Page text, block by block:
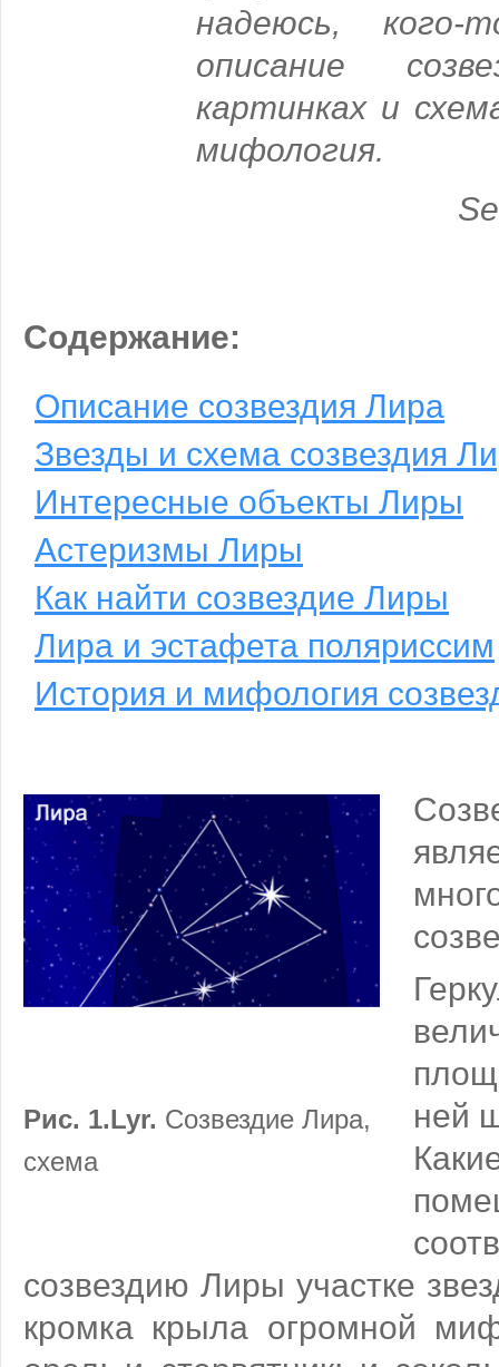
надеюсь, кого-
описание
картинках и
мифология.
Содержание:
Описание созвездия Лира
Звезды и схема созвездия
Интересные объекты Лиры
Астеризмы Лиры
Как найти созвездие Лиры
Лира и эстафета поляриссим
История и мифология
Рис. 1.Lyr. Созвездие Лира,
схема
ней
созвездию Лиры участке
кромка крыла огромной